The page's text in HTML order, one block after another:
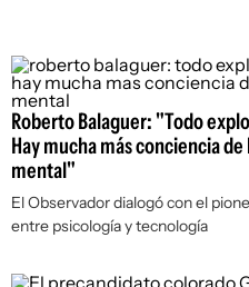
Roberto Balaguer: "Todo
Hay mucha más conciencia
mental"
El Observador dialogó con el
entre psicología y tecnología